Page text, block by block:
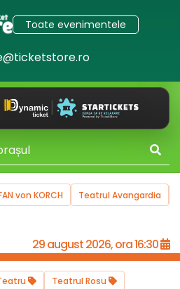
Toate evenimentele
von KORCH Teatrul Avangardia
29 august 2026, ora 16:30
Teatrul Rosu